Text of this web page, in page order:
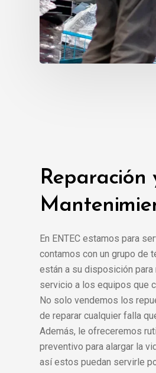
Reparación
En ENTEC estamos para
contamos con un grupo de
están a su disposición
servicio a los equipos que
No solo vendemos los
de reparar cualquier falla
Además, le ofreceremos
preventivo para alargar la
así estos puedan servirle